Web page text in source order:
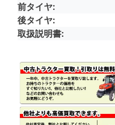
前タイヤ
後タイヤ
取扱説明書